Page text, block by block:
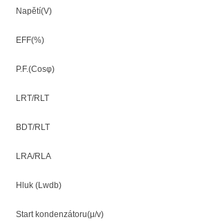
Napětí(V)
EFF(%)
P.F.(Cosφ)
LRT/RLT
BDT/RLT
LRA/RLA
Hluk (Lwdb)
Start kondenzátoru(μ/v)